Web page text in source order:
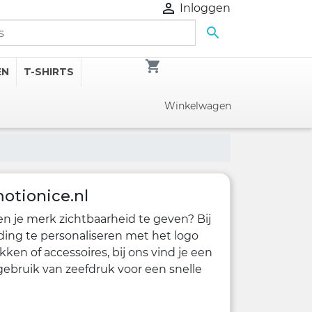
 Inloggen

T-SHIRTS shopping_cart
Winkelwagen
je merk zichtbaarheid te geven? Bij
te personaliseren met het logo
of accessoires, bij ons vind je een
van zeefdruk voor een snelle